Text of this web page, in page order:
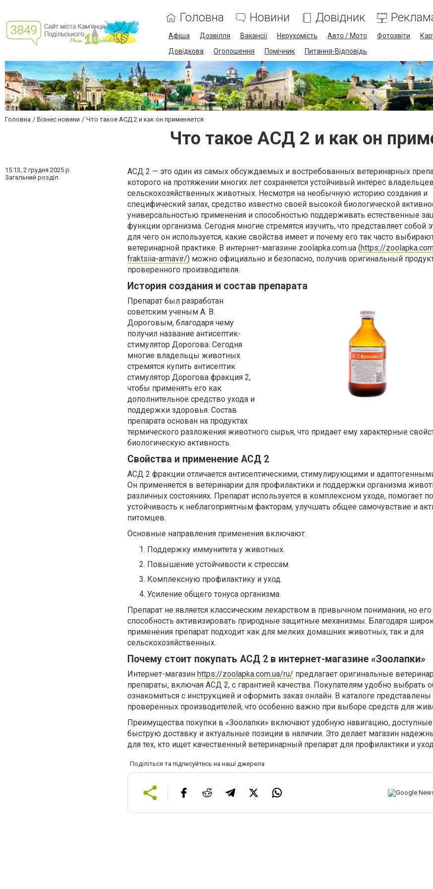
Головна Новини Довідник
Афіша Дозвілля Вакансії Нерухомість Авто / Мото Фотозвіти
Довідкова
Оголошення Помічник Питання-Відповідь
Головна Бізнес новини Что такое АСД 2 и как он применяется
Что такое АСД 2 и как он
15:13, 2 грудня 2025 р.
Загальний розділ
АСД 2 — это один из самых обсуждаемых и востребованных ветеринарных
которого на протяжении многих лет сохраняется устойчивый интерес
сельскохозяйственных животных. Несмотря на необычную историю создания и
специфический запах, средство известно своей высокой биологической
универсальностью применения и способностью поддерживать естественные
функции организма. Сегодня многие стремятся изучить, что представляет собой
для чего он используется, какие свойства имеет и почему его так часто
ветеринарной практике. В интернет-магазине zoolapka.com.ua (https://
fraktsiia-armavir/) можно официально и безопасно, получив оригинальный
проверенного производителя.
История создания и состав препарата
Препарат был разработан
советским ученым А. В.
Дороговым, благодаря чему
получил название антисептик-
стимулятор Дорогова. Сегодня
многие владельцы животных
стремятся купить антисептик
стимулятор Дорогова фракция 2,
чтобы применять его как
дополнительное средство ухода и
поддержки здоровья. Состав
препарата основан на продуктах
термического разложения животного сырья, что придает ему характерные
биологическую активность.
Свойства и применение АСД 2
АСД 2 фракции отличается антисептическими, стимулирующими и
Он применяется в ветеринарии для профилактики и поддержки организма
различных состояниях. Препарат используется в комплексном уходе, помогает
устойчивость к неблагоприятным факторам, улучшать общее самочувствие и
питомцев.
Основные направления применения включают:
Поддержку иммунитета у животных.
Повышение устойчивости к стрессам.
Комплексную профилактику и уход.
Усиление общего тонуса организма.
Препарат не является классическим лекарством в привычном понимании, но его
способность активизировать природные защитные механизмы. Благодаря
применения препарат подходит как для мелких домашних животных, так и для
сельскохозяйственных.
Почему стоит покупать АСД 2 в интернет-магазине «Зоолапки»
Интернет-магазин https://zoolapka.com.ua/ru/ предлагает оригинальные
препараты, включая АСД 2, с гарантией качества. Покупателям удобно выбрать
ознакомиться с инструкцией и оформить заказ онлайн. В каталоге
проверенных производителей, что особенно важно при выборе средств для
Преимущества покупки в «Зоолапки» включают удобную навигацию,
быструю доставку и актуальные позиции в наличии. Это делает магазин
для тех, кто ищет качественный ветеринарный препарат для профилактики и
Поділіться та підписуйтесь на наші джерела